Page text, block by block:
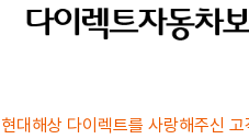
현대해상 다이렉트를 사랑해주신